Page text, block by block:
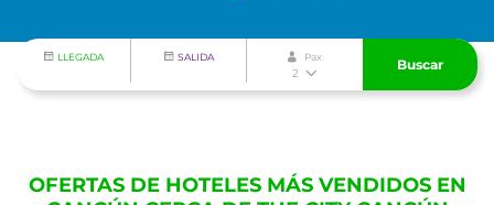
LLEGADA SALIDA Pax
2
Buscar
OFERTAS DE HOTELES MÁS VENDIDOS EN